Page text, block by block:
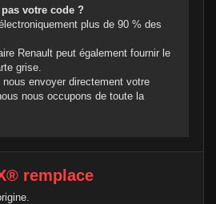
votre code ?
plus de 90 % des
Renault peut également fournir le
grise.
envoyer directement votre
nous occupons de toute la
remplace